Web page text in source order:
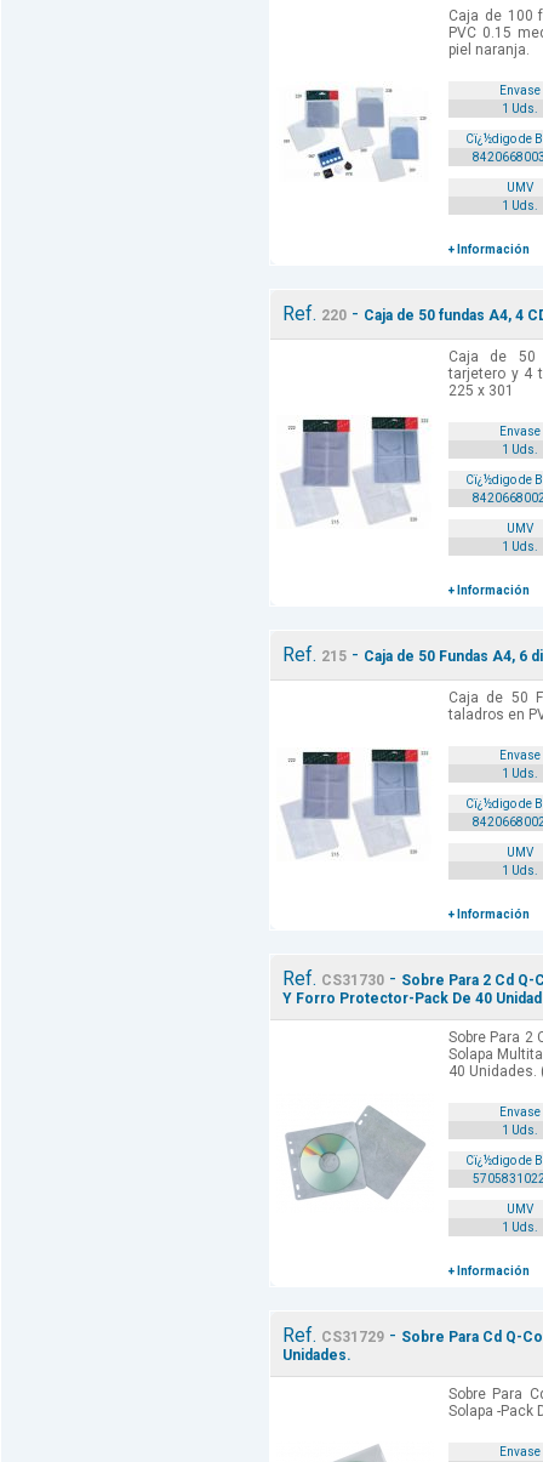
Caja de 100
PVC 0.15
piel naranja.
Envase
1 Uds.
Cï¿½digo de
UMV
1 Uds.
+ Información
Ref. 220 - Caja de 50 fundas A4, 4
Caja de 50
tarjetero y 4
225 x 301
Envase
1 Uds.
Cï¿½digo de
UMV
1 Uds.
+ Información
Ref. 215 - Caja de 50 Fundas A4, 6
Caja de 50
taladros en
Envase
1 Uds.
Cï¿½digo de
UMV
1 Uds.
+ Información
Ref. CS31730 - Sobre Para 2 Cd
Y Forro Protector-Pack De 40
Sobre Para 2
Solapa
40 Unidades.
Envase
1 Uds.
Cï¿½digo de
UMV
1 Uds.
+ Información
Ref. CS31729 - Sobre Para Cd Q-
Unidades.
Sobre Para
Solapa -Pack
Envase